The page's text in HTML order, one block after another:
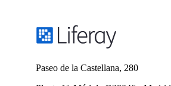
Paseo de la Castellana, 280